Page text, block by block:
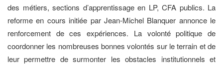
des métiers, sections d’apprentissage en LP, CFA publics. La
reforme en cours initiée par Jean-Michel Blanquer annonce le
renforcement de ces expériences. La volonté politique de
coordonner les nombreuses bonnes volontés sur le terrain et de
leur permettre de surmonter les obstacles institutionnels et